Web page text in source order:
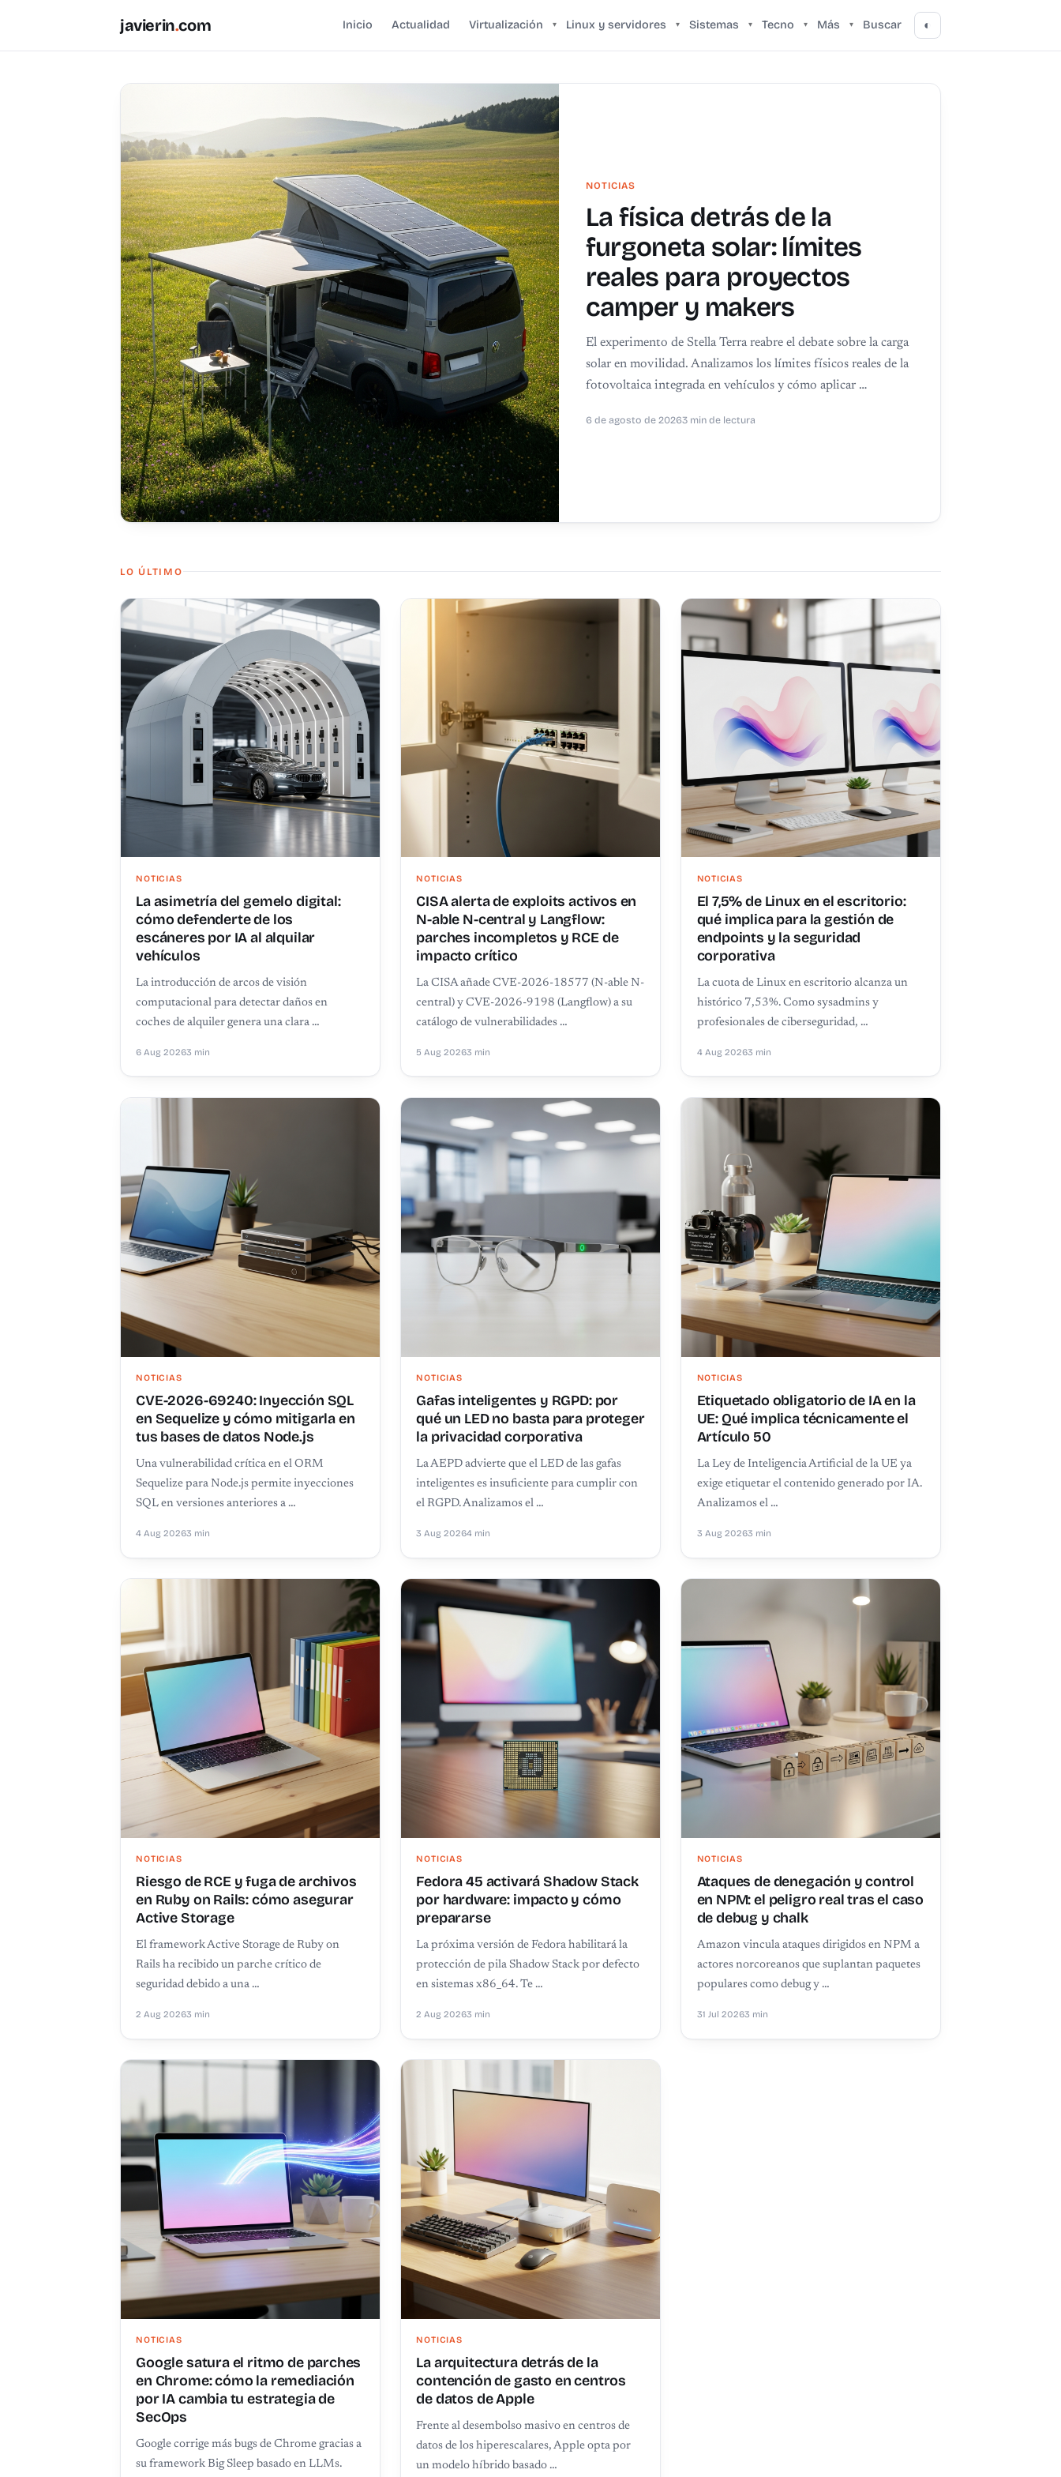
javierin.com Inicio Actualidad Virtualización ▾ Linux y servidores ▾ Sistemas ▾ Tecno ▾ Más ▾ Buscar ◐
NOTICIAS
La física detrás de la
furgoneta solar: límites
reales para proyectos
camper y makers
El experimento de Stella Terra reabre el debate sobre la carga
solar en movilidad. Analizamos los límites físicos reales de la
fotovoltaica integrada en vehículos y cómo aplicar …
6 de agosto de 20263 min de lectura
LO ÚLTIMO
NOTICIAS
La asimetría del gemelo digital:
cómo defenderte de los
escáneres por IA al alquilar
vehículos
La introducción de arcos de visión
computacional para detectar daños en
coches de alquiler genera una clara …
6 Aug 20263 min
NOTICIAS
CISA alerta de exploits activos en
N-able N-central y Langflow:
parches incompletos y RCE de
impacto crítico
La CISA añade CVE-2026-18577 (N-able N-
central) y CVE-2026-9198 (Langflow) a su
catálogo de vulnerabilidades …
5 Aug 20263 min
NOTICIAS
El 7,5% de Linux en el escritorio:
qué implica para la gestión de
endpoints y la seguridad
corporativa
La cuota de Linux en escritorio alcanza un
histórico 7,53%. Como sysadmins y
profesionales de ciberseguridad, …
4 Aug 20263 min
NOTICIAS
CVE-2026-69240: Inyección SQL
en Sequelize y cómo mitigarla en
tus bases de datos Node.js
Una vulnerabilidad crítica en el ORM
Sequelize para Node.js permite inyecciones
SQL en versiones anteriores a …
4 Aug 20263 min
NOTICIAS
Gafas inteligentes y RGPD: por
qué un LED no basta para proteger
la privacidad corporativa
La AEPD advierte que el LED de las gafas
inteligentes es insuficiente para cumplir con
el RGPD. Analizamos el …
3 Aug 20264 min
NOTICIAS
Etiquetado obligatorio de IA en la
UE: Qué implica técnicamente el
Artículo 50
La Ley de Inteligencia Artificial de la UE ya
exige etiquetar el contenido generado por IA.
Analizamos el …
3 Aug 20263 min
NOTICIAS
Riesgo de RCE y fuga de archivos
en Ruby on Rails: cómo asegurar
Active Storage
El framework Active Storage de Ruby on
Rails ha recibido un parche crítico de
seguridad debido a una …
2 Aug 20263 min
NOTICIAS
Fedora 45 activará Shadow Stack
por hardware: impacto y cómo
prepararse
La próxima versión de Fedora habilitará la
protección de pila Shadow Stack por defecto
en sistemas x86_64. Te …
2 Aug 20263 min
NOTICIAS
Ataques de denegación y control
en NPM: el peligro real tras el caso
de debug y chalk
Amazon vincula ataques dirigidos en NPM a
actores norcoreanos que suplantan paquetes
populares como debug y …
31 Jul 20263 min
NOTICIAS
Google satura el ritmo de parches
en Chrome: cómo la remediación
por IA cambia tu estrategia de
SecOps
Google corrige más bugs de Chrome gracias a
su framework Big Sleep basado en LLMs.
NOTICIAS
La arquitectura detrás de la
contención de gasto en centros
de datos de Apple
Frente al desembolso masivo en centros de
datos de los hiperescalares, Apple opta por
un modelo híbrido basado …